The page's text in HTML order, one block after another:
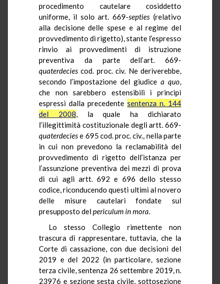
procedimento cautelare cosiddetto
uniforme, il solo art. 669-septies (relativo
alla decisione delle spese e al regime del
provvedimento di rigetto), stante l’espresso
rinvio ai provvedimenti di istruzione
preventiva da parte dell’art. 669-
quaterdecies cod. proc. civ. Ne deriverebbe,
secondo l’impostazione del giudice a quo,
che non sarebbero estensibili i principi
espressi dalla precedente sentenza n. 144
del 2008, la quale ha dichiarato
l’illegittimità costituzionale degli artt. 669-
quaterdeciese 695 cod. proc. civ., nella parte
in cui non prevedono la reclamabilità del
provvedimento di rigetto dell’istanza per
l’assunzione preventiva dei mezzi di prova
di cui agli artt. 692 e 696 dello stesso
codice, riconducendo questi ultimi al novero
delle misure cautelari fondate sul
presupposto delpericulum in mora.
Lo stesso Collegio rimettente non
trascura di rappresentare, tuttavia, che la
Corte di cassazione, con due decisioni del
2019 e del 2022 (in particolare, sezione
terza civile, sentenza 26 settembre 2019, n.
23976 e sezione sesta civile, sottosezione